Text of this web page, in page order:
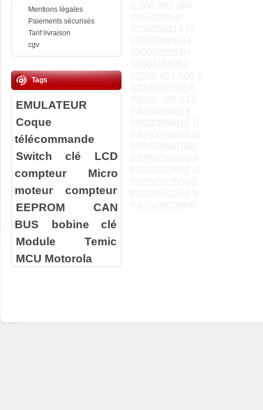
Mentions légales
Paiements sécurisés
Tarif livraison
cgv
Tags
EMULATEUR
Coque
télécommande
Switch clé
LCD
compteur
Micro
moteur compteur
EEPROM
CAN
BUS
bobine clé
Module Temic
MCU Motorola